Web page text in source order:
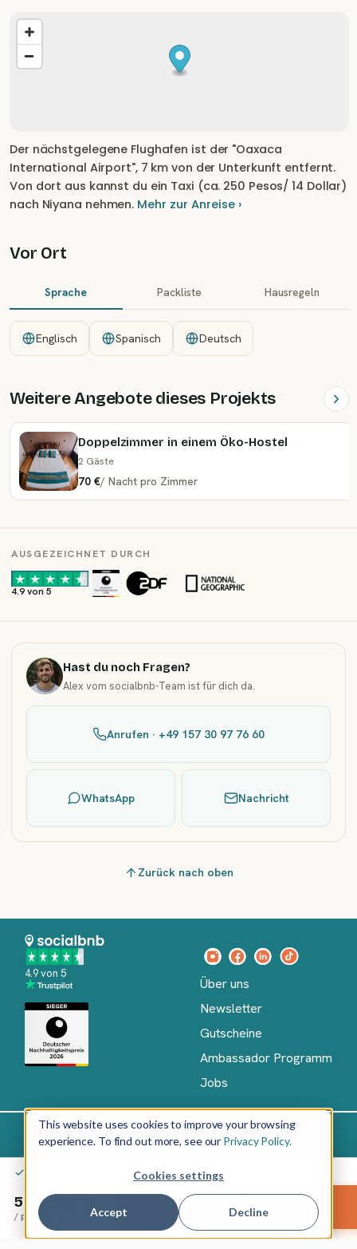
This website uses cookies to improve your browsing
experience. To find out more, see our Privacy Policy.
Cookies settings
Accept Decline
Der nächstgelegene Flughafen ist der "Oaxaca
International Airport", 7 km von der Unterkunft entfernt.
Von dort aus kannst du ein Taxi (ca. 250 Pesos/ 14 Dollar)
nach Niyana nehmen. Mehr zur Anreise ›
Vor Ort
Sprache Packliste Hausregeln
Englisch Spanisch Deutsch
Weitere Angebote dieses Projekts
Doppelzimmer in einem Öko-Hostel
2 Gäste
70 €/ Nacht pro Zimmer
Du zahlst noch nichts – erst nach deiner Bestätigung
50.00 €
/pro Nacht
Reservieren
AUSGEZEICHNET DURCH
4.9 von 5
· ·
Hast du noch Fragen?
Alex vom socialbnb-Team ist für dich da.
Anrufen · +49 157 30 97 76 60
WhatsApp Nachricht
Zurück nach oben
4.9 von 5
Über uns
Newsletter
Gutscheine
Ambassador Programm
Jobs
Deutsch ImpressumAGBDatenschutz
Copyright©
socialbnb